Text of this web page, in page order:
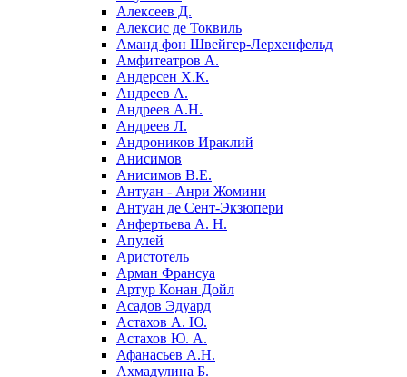
Алексеев Д.
Алексис де Токвиль
Аманд фон Швейгер-Лерхенфельд
Амфитеатров А.
Андерсен Х.К.
Андреев А.
Андреев А.Н.
Андреев Л.
Андроников Ираклий
Анисимов
Анисимов В.Е.
Антуан - Анри Жомини
Антуан де Сент-Экзюпери
Анфертьева А. Н.
Апулей
Аристотель
Арман Франсуа
Артур Конан Дойл
Асадов Эдуард
Астахов А. Ю.
Астахов Ю. А.
Афанасьев А.Н.
Ахмадулина Б.